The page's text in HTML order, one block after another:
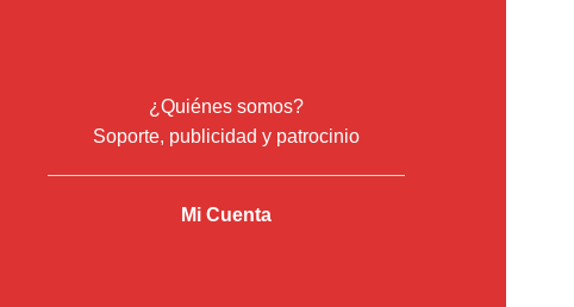
¿Quiénes somos?
Soporte, publicidad y patrocinio
Mi Cuenta